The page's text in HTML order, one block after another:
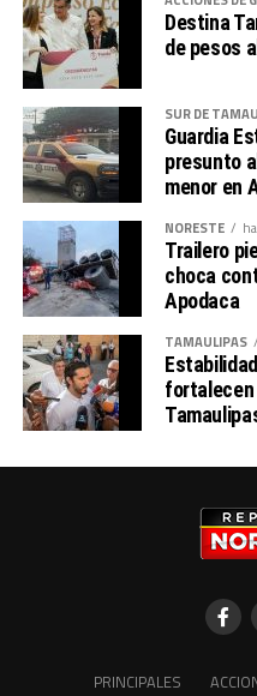
Destina
de pesos
SUR DE
Guardia
presunto
menor en
NORESTE
Trailero
choca
Apodaca
TAMAULIPAS
fortalecen
PRINCIPALES